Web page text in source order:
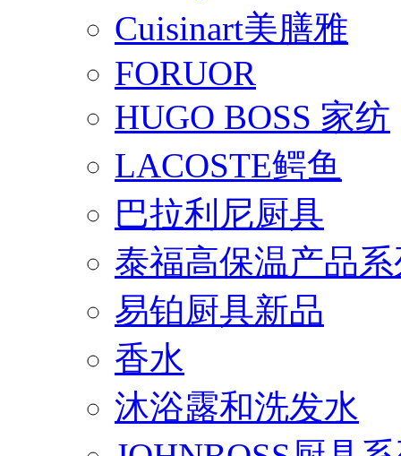
Cuisinart美膳雅
FORUOR
HUGO BOSS 家纺
LACOSTE鳄鱼
巴拉利尼厨具
泰福高保温产品
易铂厨具新品
香水
沐浴露和洗发水